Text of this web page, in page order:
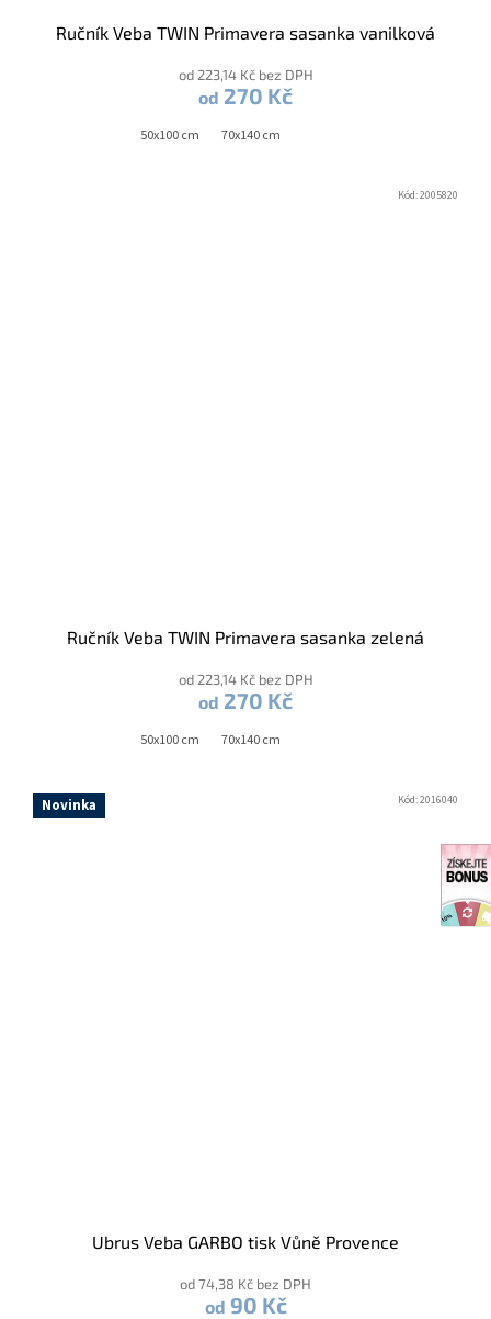
Ručník Veba TWIN Primavera sasanka vanilková
od 223,14 Kč bez DPH
od 270 Kč
50x100 cm 70x140 cm
Ručník Veba TWIN Primavera sasanka zelená
od 223,14 Kč bez DPH
od 270 Kč
50x100 cm 70x140 cm
Kód:2005820
Novinka
Ubrus Veba GARBO tisk Vůně Provence
od 74,38 Kč bez DPH
od 90 Kč
Kód:2016040